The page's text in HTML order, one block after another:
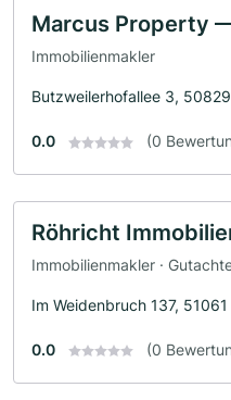
Marcus Property
Immobilienmakler
Butzweilerhofallee 3,
0.0 (0
Röhricht
Immobilienmakler ·
Im Weidenbruch 137, 51061
0.0 (0